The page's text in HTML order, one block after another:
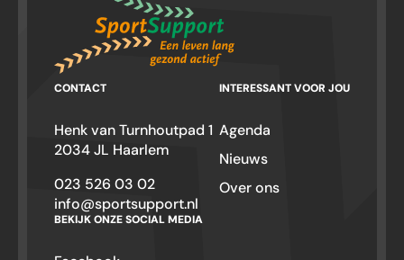
CONTACT
Henk van Turnhoutpad 1
2034 JL Haarlem
023 526 03 02
info@sportsupport.nl
INTERESSANT VOOR JOU
Agenda
Nieuws
Over ons
BEKIJK ONZE SOCIAL MEDIA